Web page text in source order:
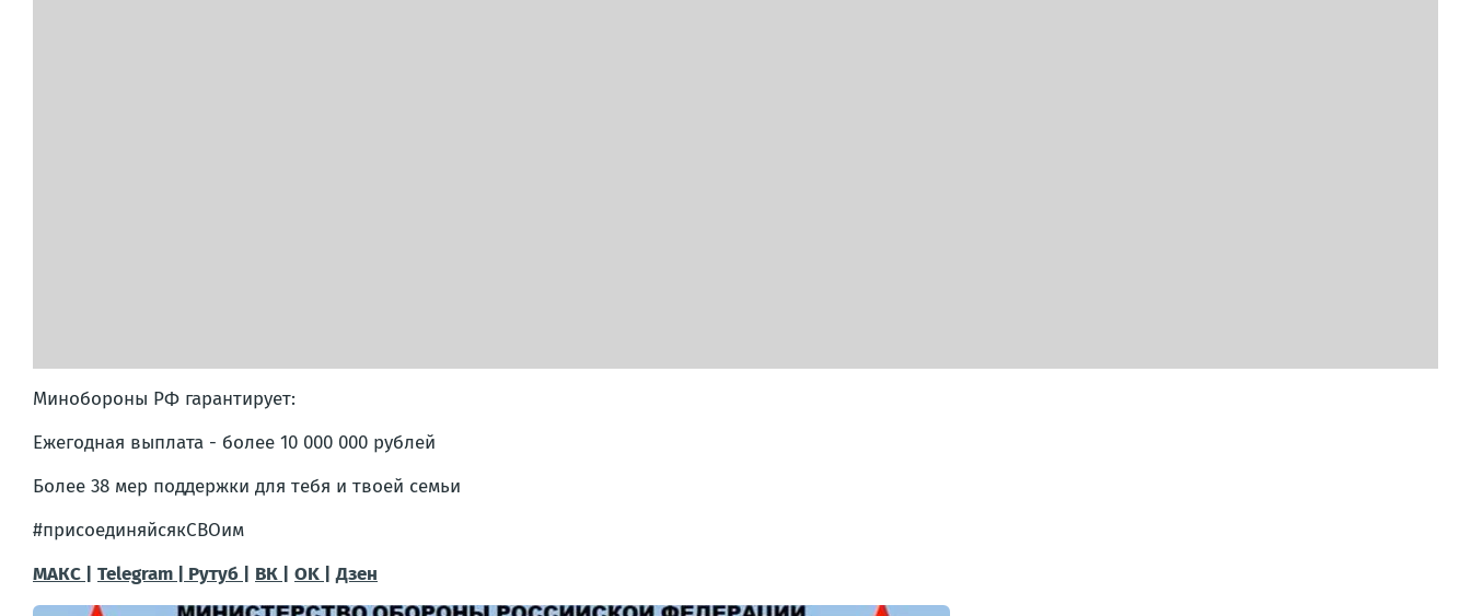
Минобороны РФ гарантирует:
Ежегодная выплата - более 10 000 000 рублей
Более 38 мер поддержки для тебя и твоей семьи
#присоединяйсякСВОим
МАКС |
Telegram | Рутуб | ВК | OK | Дзен